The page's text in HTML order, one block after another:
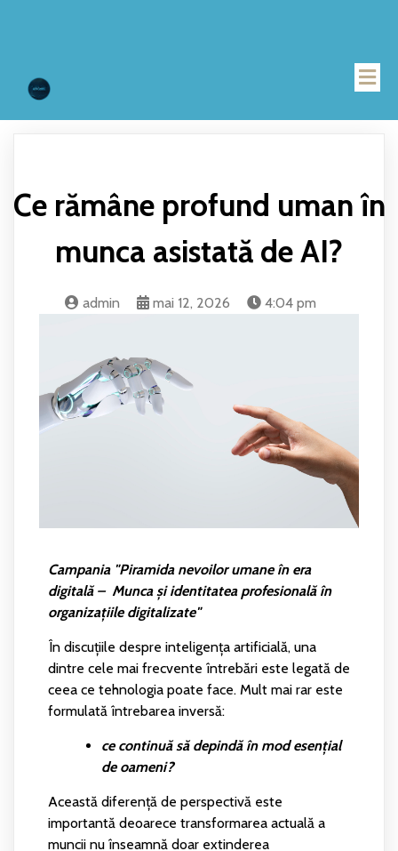
Ce rămâne profund uman în
munca asistată de AI?
admin mai 12, 2026 4:04 pm
Campania "Piramida nevoilor umane în era
digitală – Munca și identitatea profesională în
organizațiile digitalizate"
În discuțiile despre inteligența artificială, una
dintre cele mai frecvente întrebări este legată de
ceea ce tehnologia poate face. Mult mai rar este
formulată întrebarea inversă:
ce continuă să depindă în mod esențial
de oameni?
Această diferență de perspectivă este
importantă deoarece transformarea actuală a
muncii nu înseamnă doar extinderea